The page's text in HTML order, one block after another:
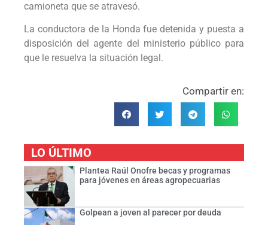
camioneta que se atravesó.
La conductora de la Honda fue detenida y puesta a
disposición del agente del ministerio público para
que le resuelva la situación legal.
Compartir en:
LO ÚLTIMO
Plantea Raúl Onofre becas y programas
para jóvenes en áreas agropecuarias
Golpean a joven al parecer por deuda